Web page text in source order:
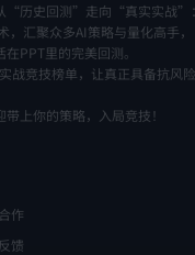
从“历史回测”走向“真实实战”
汇聚众多AI策略与量化高手，
PPT里的完美回测。
战竞技榜单，让真正具备抗风
上你的策略，入局竞技！
作
馈